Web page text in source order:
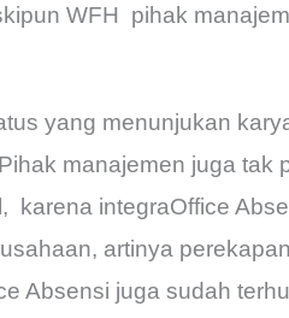
WFH pihak
yang menunjukan
manajemen juga tak
karena integraOffice
artinya
Absensi juga sudah